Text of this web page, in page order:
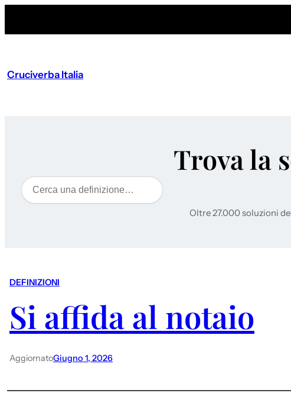
Cruciverba Italia
Trova la
Cerca
Oltre 27.000 soluzioni
DEFINIZIONI
Si affida al notaio
AggiornatoGiugno 1, 2026